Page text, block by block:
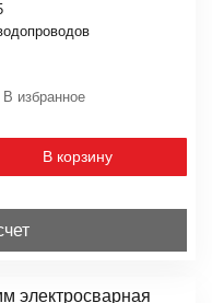
В избранное
В корзину
электросварная